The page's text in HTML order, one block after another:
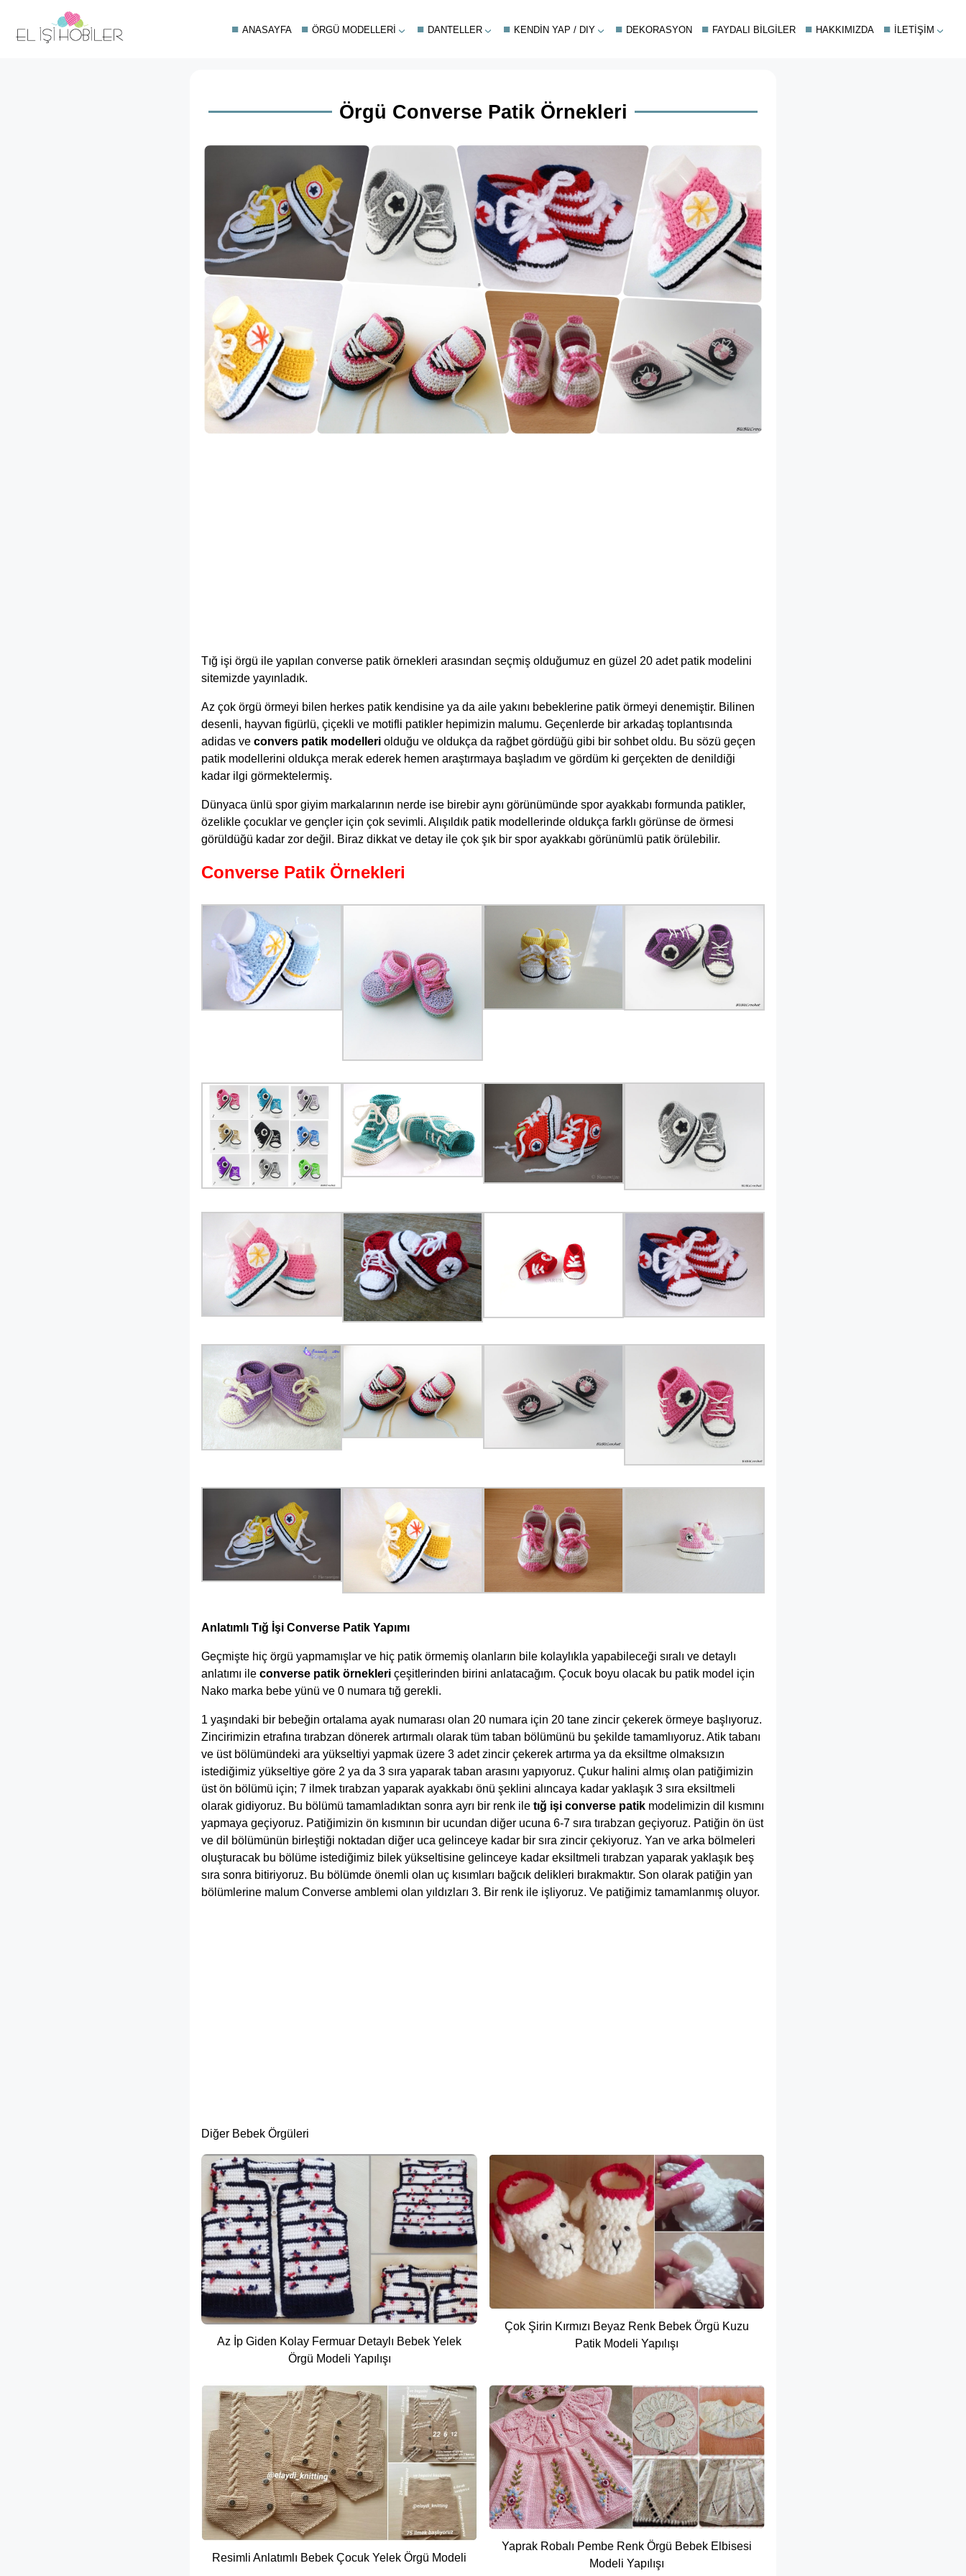
ANASAYFA ÖRGÜ MODELLERI DANTELLER KENDIN YAP / DIY DEKORASYON FAYDALI BILGILER HAKKIMIZDA İLETIŞIM
Örgü Converse Patik Örnekleri
Tığ işi örgü ile yapılan converse patik örnekleri arasından seçmiş olduğumuz en güzel 20 adet patik modelini
sitemizde yayınladık.
Az çok örgü örmeyi bilen herkes patik kendisine ya da aile yakını bebeklerine patik örmeyi denemiştir. Bilinen
desenli, hayvan figürlü, çiçekli ve motifli patikler hepimizin malumu. Geçenlerde bir arkadaş toplantısında
adidas ve convers patik modelleri olduğu ve oldukça da rağbet gördüğü gibi bir sohbet oldu. Bu sözü geçen
patik modellerini oldukça merak ederek hemen araştırmaya başladım ve gördüm ki gerçekten de denildiği
kadar ilgi görmektelermiş.
Dünyaca ünlü spor giyim markalarının nerde ise birebir aynı görünümünde spor ayakkabı formunda patikler,
özelikle çocuklar ve gençler için çok sevimli. Alışıldık patik modellerinde oldukça farklı görünse de örmesi
görüldüğü kadar zor değil. Biraz dikkat ve detay ile çok şık bir spor ayakkabı görünümlü patik örülebilir.
Converse Patik Örnekleri
Anlatımlı Tığ İşi Converse Patik Yapımı
Geçmişte hiç örgü yapmamışlar ve hiç patik örmemiş olanların bile kolaylıkla yapabileceği sıralı ve detaylı
anlatımı ile converse patik örnekleri çeşitlerinden birini anlatacağım. Çocuk boyu olacak bu patik model için
Nako marka bebe yünü ve 0 numara tığ gerekli.
1 yaşındaki bir bebeğin ortalama ayak numarası olan 20 numara için 20 tane zincir çekerek örmeye başlıyoruz.
Zincirimizin etrafına tırabzan dönerek artırmalı olarak tüm taban bölümünü bu şekilde tamamlıyoruz. Atik tabanı
ve üst bölümündeki ara yükseltiyi yapmak üzere 3 adet zincir çekerek artırma ya da eksiltme olmaksızın
istediğimiz yükseltiye göre 2 ya da 3 sıra yaparak taban arasını yapıyoruz. Çukur halini almış olan patiğimizin
üst ön bölümü için; 7 ilmek tırabzan yaparak ayakkabı önü şeklini alıncaya kadar yaklaşık 3 sıra eksiltmeli
olarak gidiyoruz. Bu bölümü tamamladıktan sonra ayrı bir renk ile tığ işi converse patik modelimizin dil kısmını
yapmaya geçiyoruz. Patiğimizin ön kısmının bir ucundan diğer ucuna 6-7 sıra tırabzan geçiyoruz. Patiğin ön üst
ve dil bölümünün birleştiği noktadan diğer uca gelinceye kadar bir sıra zincir çekiyoruz. Yan ve arka bölmeleri
oluşturacak bu bölüme istediğimiz bilek yükseltisine gelinceye kadar eksiltmeli tırabzan yaparak yaklaşık beş
sıra sonra bitiriyoruz. Bu bölümde önemli olan uç kısımları bağcık delikleri bırakmaktır. Son olarak patiğin yan
bölümlerine malum Converse amblemi olan yıldızları 3. Bir renk ile işliyoruz. Ve patiğimiz tamamlanmış oluyor.
Diğer Bebek Örgüleri
Az İp Giden Kolay Fermuar Detaylı Bebek Yelek
Örgü Modeli Yapılışı
Çok Şirin Kırmızı Beyaz Renk Bebek Örgü Kuzu
Patik Modeli Yapılışı
Resimli Anlatımlı Bebek Çocuk Yelek Örgü Modeli
Yaprak Robalı Pembe Renk Örgü Bebek Elbisesi
Modeli Yapılışı